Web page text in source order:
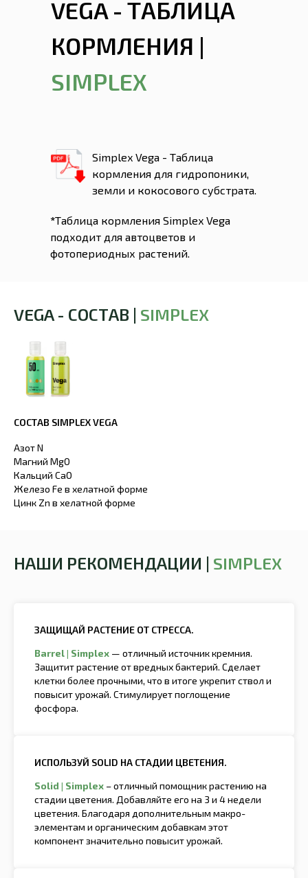
Simplex Vega - Таблица
кормления для гидропоники,
земли и кокосового субстрата.
VEGA - ТАБЛИЦА
КОРМЛЕНИЯ |
SIMPLEX
*Таблица кормления Simplex Vega
подходит для автоцветов и
фотопериодных растений.
VEGA - СОСТАВ | SIMPLEX
СОСТАВ SIMPLEX VEGA
Азот N
Магний MgO
Кальций СаО
Железо Fe в хелатной форме
Цинк Zn в хелатной форме
НАШИ РЕКОМЕНДАЦИИ | SIMPLEX
ЗАЩИЩАЙ РАСТЕНИЕ ОТ СТРЕССА.
Barrel | Simplex — отличный источник кремния.
Защитит растение от вредных бактерий. Сделает
клетки более прочными, что в итоге укрепит ствол и
повысит урожай. Стимулирует поглощение
фосфора.
ИСПОЛЬЗУЙ SOLID НА СТАДИИ ЦВЕТЕНИЯ.
Solid | Simplex – отличный помощник растению на
стадии цветения. Добавляйте его на 3 и 4 недели
цветения. Благодаря дополнительным макро-
элементам и органическим добавкам этот
компонент значительно повысит урожай.